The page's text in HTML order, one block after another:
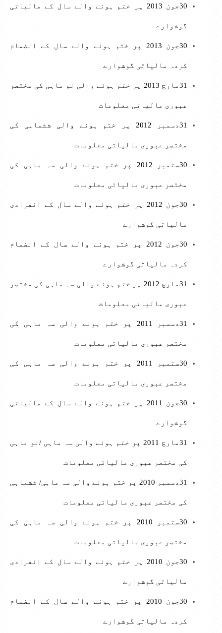
30جون 2013 پر ختم ہونے والے سال کے مالیاتی
گوشوارے
30جون 2013 پر ختم ہونے والے سال کے انضمام
کردہ مالیاتی گوشوارے
31مارچ 2013 پر ختم ہونے والی نو ماہی کی مختصر
عبوری مالیاتی معلومات
31دسمبر 2012 پر ختم ہونے والی ششماہی کی
مختصر عبوری مالیاتی معلومات
30ستمبر 2012 پر ختم ہونے والی سہ ماہی کی
مختصر عبوری مالیاتی معلومات
30جون 2012 پر ختم ہونے والے سال کے انفرادی
مالیاتی گوشوارے
30جون 2012 پر ختم ہونے والے سال کے انضمام
کردہ مالیاتی گوشوارے
31مارچ 2012 پر ختم ہونے والی سہ ماہی کی مختصر
عبوری مالیاتی معلومات
31دسمبر 2011 پر ختم ہونے والی سہ ماہی کی
مختصر عبوری مالیاتی معلومات
30ستمبر 2011 پر ختم ہونے والی سہ ماہی کی
مختصر عبوری مالیاتی معلومات
30جون 2011 پر ختم ہونے والے سال کے مالیاتی
گوشوارے
31مارچ 2011 پر ختم ہونے والی سہ ماہی /نو ماہی
کی مختصر عبوری مالیاتی معلومات
31دسمبر 2010 پر ختم ہونے والی سہ ماہی/ ششماہی
کی مختصر عبوری مالیاتی معلومات
30ستمبر 2010 پر ختم ہونے والی سہ ماہی کی
مختصر عبوری مالیاتی معلومات
30جون 2010 پر ختم ہونے والے سال کے انفرادی
مالیاتی گوشوارے
30جون 2010 پر ختم ہونے والے سال کے انضمام
کردہ مالیاتی گوشوارے